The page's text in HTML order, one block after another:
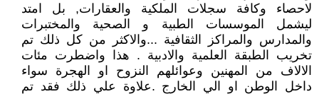
لاحصاء وكافة سجلات الملكية والعقارات, بل امتد
ليشمل الموسسات الطبية و الصحية والمختبرات
والمدارس والمراكز الثقافية ...والاكثر من كل ذلك تم
تخريب الطبقة العلمية والادبية . هذا واضطرت مئات
الالاف من المهنين وعوائلهم النزوح او الهجرة سواء
داخل الوطن او الي الخارج .علاوة علي ذلك فقد تم